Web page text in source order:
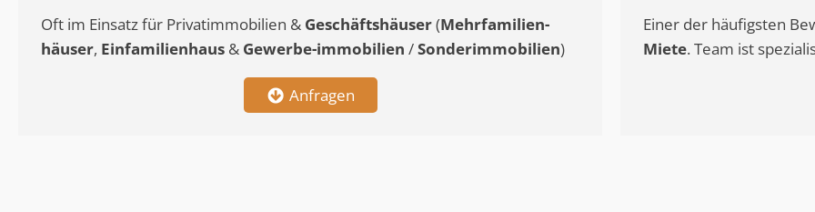
Oft im Einsatz für Privatimmobilien & Geschäftshäuser(Mehrfamilien-
häuser, Einfamilienhaus & Gewerbe-immobilien /Sonderimmobilien)
Anfragen
Einer der häufigsten
Miete. Team ist